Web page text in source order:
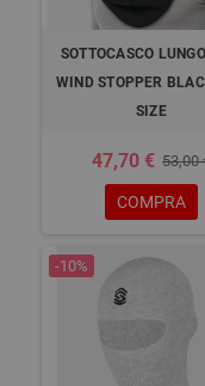
SOTTOCASCO
WIND STOPPER
SIZE
47,70 € 53,00
COMPRA
-10%